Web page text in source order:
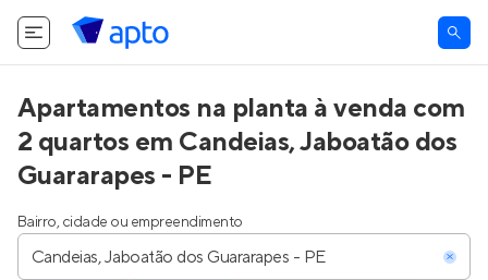
Apartamentos na planta à venda com
2 quartos em Candeias, Jaboatão dos
Guararapes - PE
Bairro, cidade ou empreendimento